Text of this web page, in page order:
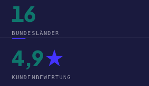
16
BUNDESLÄNDER
4,9★
KUNDENBEWERTUNG